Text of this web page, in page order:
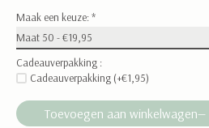
Maak een keuze: *
Cadeauverpakking :
Cadeauverpakking (+€1,95)
Toevoegen aan winkelwagen